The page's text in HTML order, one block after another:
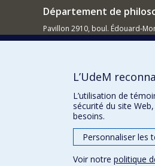
Département de
Pavillon 2910, boul. Édouard-
Confidentialité Conditions
L’UdeM
L’utilisation de
sécurité du site
besoins.
Personnaliser les
Voir notre politique